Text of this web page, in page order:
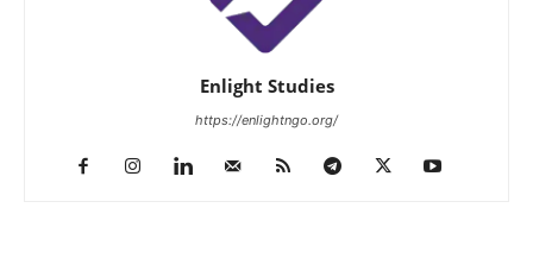
Enlight Studies
https://enlightngo.org/